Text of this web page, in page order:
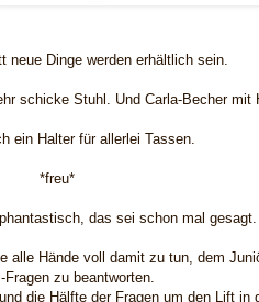
neue Dinge werden erhältlich sein.
schicke Stuhl. Und Carla-Becher mit
ein Halter für allerlei Tassen.
*freu*
das sei schon mal gesagt.
alle Hände voll damit zu tun, dem
Fragen zu beantworten.
die Hälfte der Fragen um den Lift in